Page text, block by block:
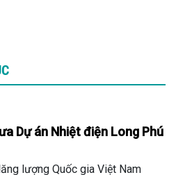
Dự án Nhiệt điện Long Phú
lượng Quốc gia Việt Nam